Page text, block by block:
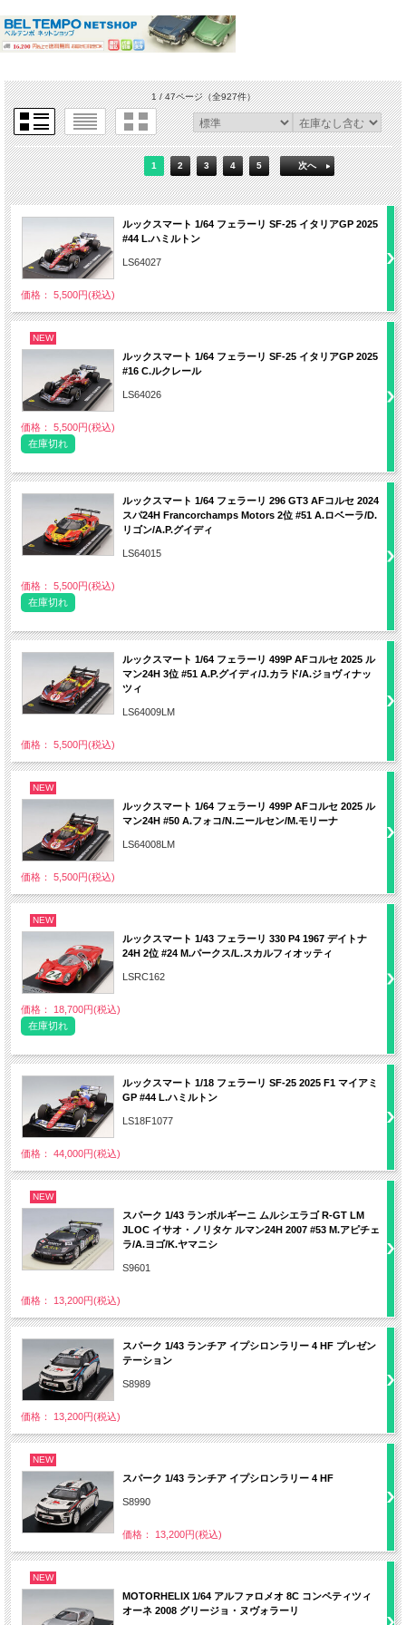
1 / 47ページ（全927件）
1 2 3 4 5 次へ
ルックスマート 1/64 フェラーリ SF-25 イタリアGP 2025
#44 L.ハミルトン
LS64027
価格： 5,500円(税込)
NEW
ルックスマート 1/64 フェラーリ SF-25 イタリアGP 2025
#16 C.ルクレール
LS64026
価格： 5,500円(税込)
在庫切れ
ルックスマート 1/64 フェラーリ 296 GT3 AFコルセ 2024
スパ24H Francorchamps Motors 2位 #51 A.ロベーラ/D.
リゴン/A.P.グイディ
LS64015
価格： 5,500円(税込)
在庫切れ
ルックスマート 1/64 フェラーリ 499P AFコルセ 2025 ル
マン24H 3位 #51 A.P.グイディ/J.カラド/A.ジョヴィナッ
ツィ
LS64009LM
価格： 5,500円(税込)
NEW
ルックスマート 1/64 フェラーリ 499P AFコルセ 2025 ル
マン24H #50 A.フォコ/N.ニールセン/M.モリーナ
LS64008LM
価格： 5,500円(税込)
NEW
ルックスマート 1/43 フェラーリ 330 P4 1967 デイトナ
24H 2位 #24 M.パークス/L.スカルフィオッティ
LSRC162
価格： 18,700円(税込)
在庫切れ
ルックスマート 1/18 フェラーリ SF-25 2025 F1 マイアミ
GP #44 L.ハミルトン
LS18F1077
価格： 44,000円(税込)
NEW
スパーク 1/43 ランボルギーニ ムルシエラゴ R-GT LM
JLOC イサオ・ノリタケ ルマン24H 2007 #53 M.アピチェ
ラ/A.ヨゴ/K.ヤマニシ
S9601
価格： 13,200円(税込)
スパーク 1/43 ランチア イプシロンラリー 4 HF プレゼン
テーション
S8989
価格： 13,200円(税込)
NEW
スパーク 1/43 ランチア イプシロンラリー 4 HF
S8990
価格： 13,200円(税込)
NEW
MOTORHELIX 1/64 アルファロメオ 8C コンペティツィ
オーネ 2008 グリージョ・ヌヴォラーリ